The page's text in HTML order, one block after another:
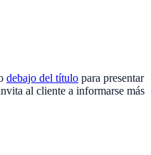
debajo del título para presentar
al cliente a informarse más